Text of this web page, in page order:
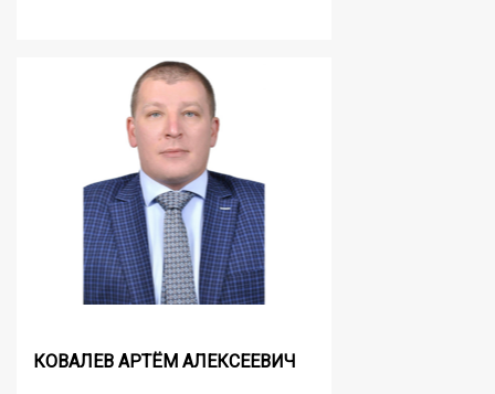
КОВАЛЕВ АРТЁМ АЛЕКСЕЕВИЧ